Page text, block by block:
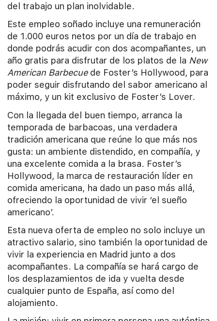
del trabajo un plan inolvidable.
Este empleo soñado incluye una remuneración
de 1.000 euros netos por un día de trabajo en
donde podrás acudir con dos acompañantes, un
año gratis para disfrutar de los platos de la New
American Barbecuede Foster’s Hollywood, para
poder seguir disfrutando del sabor americano al
máximo, y un kit exclusivo de Foster’s Lover.
Con la llegada del buen tiempo, arranca la
temporada de barbacoas, una verdadera
tradición americana que reúne lo que más nos
gusta: un ambiente distendido, en compañía, y
una excelente comida a la brasa. Foster’s
Hollywood, la marca de restauración líder en
comida americana, ha dado un paso más allá,
ofreciendo la oportunidad de vivir ‘el sueño
americano’.
Esta nueva oferta de empleo no solo incluye un
atractivo salario, sino también la oportunidad de
vivir la experiencia en Madrid junto a dos
acompañantes. La compañía se hará cargo de
los desplazamientos de ida y vuelta desde
cualquier punto de España, así como del
alojamiento.